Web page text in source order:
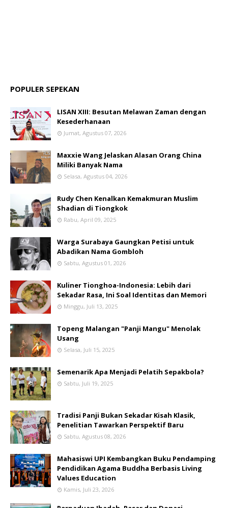
POPULER SEPEKAN
LISAN XIII: Besutan Melawan Zaman dengan
Kesederhanaan
Jumat, Agustus 07, 2026
Maxxie Wang Jelaskan Alasan Orang China
Miliki Banyak Nama
Selasa, Agustus 04, 2026
Rudy Chen Kenalkan Kemakmuran Muslim
Shadian di Tiongkok
Rabu, April 09, 2025
Warga Surabaya Gaungkan Petisi untuk
Abadikan Nama Gombloh
Sabtu, Agustus 01, 2026
Kuliner Tionghoa-Indonesia: Lebih dari
Sekadar Rasa, Ini Soal Identitas dan Memori
Minggu, Juli 13, 2025
Topeng Malangan "Panji Mangu" Menolak
Usang
Selasa, Juli 15, 2025
Semenarik Apa Menjadi Pelatih Sepakbola?
Sabtu, Juli 19, 2025
Tradisi Panji Bukan Sekadar Kisah Klasik,
Penelitian Tawarkan Perspektif Baru
Sabtu, Agustus 08, 2026
Mahasiswi UPI Kembangkan Buku Pendamping
Pendidikan Agama Buddha Berbasis Living
Values Education
Kamis, Juli 23, 2026